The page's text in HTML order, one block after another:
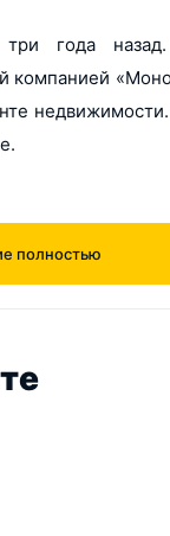
три года
компанией
«Березовая
полностью